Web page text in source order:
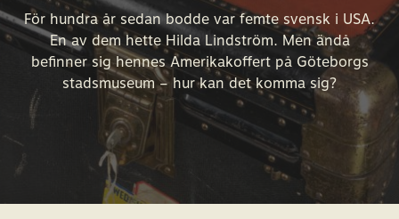
För hundra år sedan bodde var femte svensk i USA.
En av dem hette Hilda Lindström. Men ändå
befinner sig hennes Amerikakoffert på Göteborgs
stadsmuseum – hur kan det komma sig?